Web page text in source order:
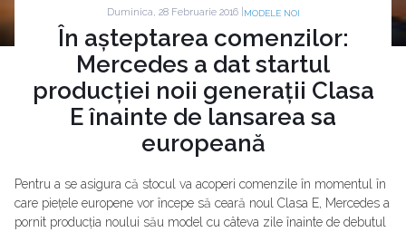
Duminica, 28 Februarie 2016 | MODELE NOI
În așteptarea comenzilor:
Mercedes a dat startul
producției noii generații Clasa
E înainte de lansarea sa
europeană
Pentru a se asigura că stocul va acoperi comenzile în momentul în
care piețele europene vor începe să ceară noul Clasa E, Mercedes a
pornit producția noului său model cu câteva zile înainte de debutul